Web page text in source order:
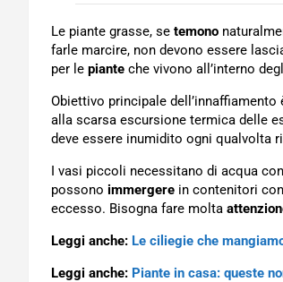
Le piante grasse, se temono
farle marcire, non devono essere
per le piante che vivono all’interno
Obiettivo principale
alla scarsa escursione termica delle
deve essere inumidito ogni qualvolta
I vasi piccoli necessitano di acqua
possono immergere in contenitori
eccesso. Bisogna fare molta
Leggi anche: Le ciliegie che
Leggi anche: Piante in casa: queste